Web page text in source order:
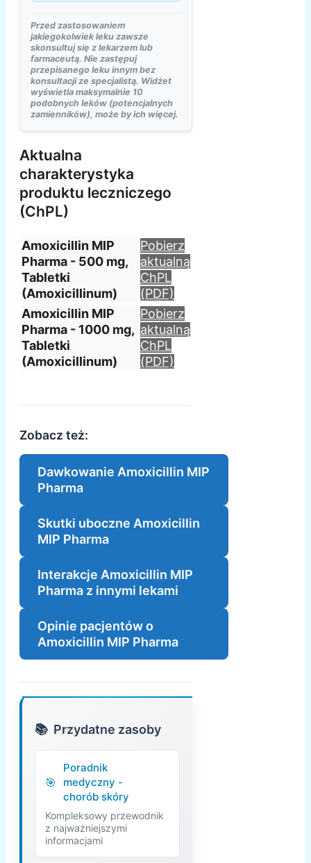
Przed zastosowaniem
jakiegokolwiek leku zawsze
skonsultuj się z lekarzem lub
farmaceutą. Nie zastępuj
przepisanego leku innym bez
konsultacji ze specjalistą. Widżet
wyświetla maksymalnie 10
podobnych leków (potencjalnych
zamienników), może by ich więcej.
Aktualna
charakterystyka
produktu leczniczego
(ChPL)
Amoxicillin MIP
Pharma - 500 mg,
Tabletki
(Amoxicillinum)
Pobierz
aktualną
ChPL
(PDF)
Amoxicillin MIP
Pharma - 1000 mg,
Tabletki
(Amoxicillinum)
Pobierz
aktualną
ChPL
(PDF)
Zobacz też:
Dawkowanie Amoxicillin MIP
Pharma
Skutki uboczne Amoxicillin
MIP Pharma
Interakcje Amoxicillin MIP
Pharma z innymi lekami
Opinie pacjentów o
Amoxicillin MIP Pharma
Przydatne zasoby
Poradnik
medyczny -
chorób skóry
Kompleksowy przewodnik
z najważniejszymi
informacjami